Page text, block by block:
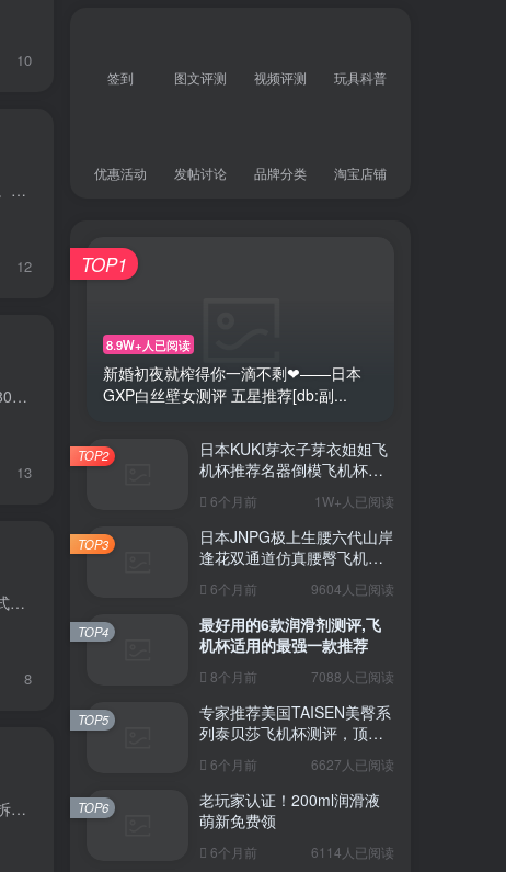
10
作为器具大师，我今天要给大家带来的是一款来自国产大魔王品牌的静 2代 Verysoft 飞机杯。这款飞机杯以其超柔软的材质和静音设计而闻名，是许多用户在选择飞机杯时的热门选项。接下来，我将从基...
12
器具大师十六年情趣江湖不是白混的，撸撸杯这款“榨汁姐-润-肉嘟嘟”一上市就被我盯上：680g的肉量、双层零度胶、3D螺旋榨汁通道，官方直接打出“榨汁”旗号，刺激度拉满。今天我就用老板视角、...
13
来自广州本土潮牌「撸撸杯」的年度旗舰——榨汁姐-魂-爽吸吸，凭借“螺旋榨汁”通道+三段式负压舱，把“榨”字诀玩到极致。器具大师在仓库拆封那一刻，胶体散发淡奶香，0°黑透视觉直接让绅士DN...
8
20PRO-肉嘟嘟是撸撸杯旗舰慢玩款，主打'肉感包裹、低刺激、真人还原'。器具大师在仓库拆开第一箱时就忍不住上手：胶体肥硕Q弹，入口粉嫩微张，通道纹理细腻，官方数据硬度0-5°，堪称国产'肉弹'...
签到 图文评测 视频评测 玩具科普
优惠活动 发帖讨论 品牌分类 淘宝店铺
8.9W+人已阅读
新婚初夜就榨得你一滴不剩❤——日本
GXP白丝壁女测评 五星推荐[db:副...
TOP1
日本KUKI芽衣子芽衣姐姐飞
机杯推荐名器倒模飞机杯测
6个月前 1W+人已阅读
TOP2
日本JNPG极上生腰六代山岸
逢花双通道仿真腰臀飞机杯
（半身款）测评适合追求极
致真实感的资深玩家
6个月前 9604人已阅读
TOP3
最好用的6款润滑剂测评,飞
机杯适用的最强一款推荐
8个月前 7088人已阅读
TOP4
专家推荐美国TAISEN美臀系
列泰贝莎飞机杯测评，顶级
6个月前 6627人已阅读
TOP5
老玩家认证！200ml润滑液
萌新免费领
6个月前 6114人已阅读
TOP6